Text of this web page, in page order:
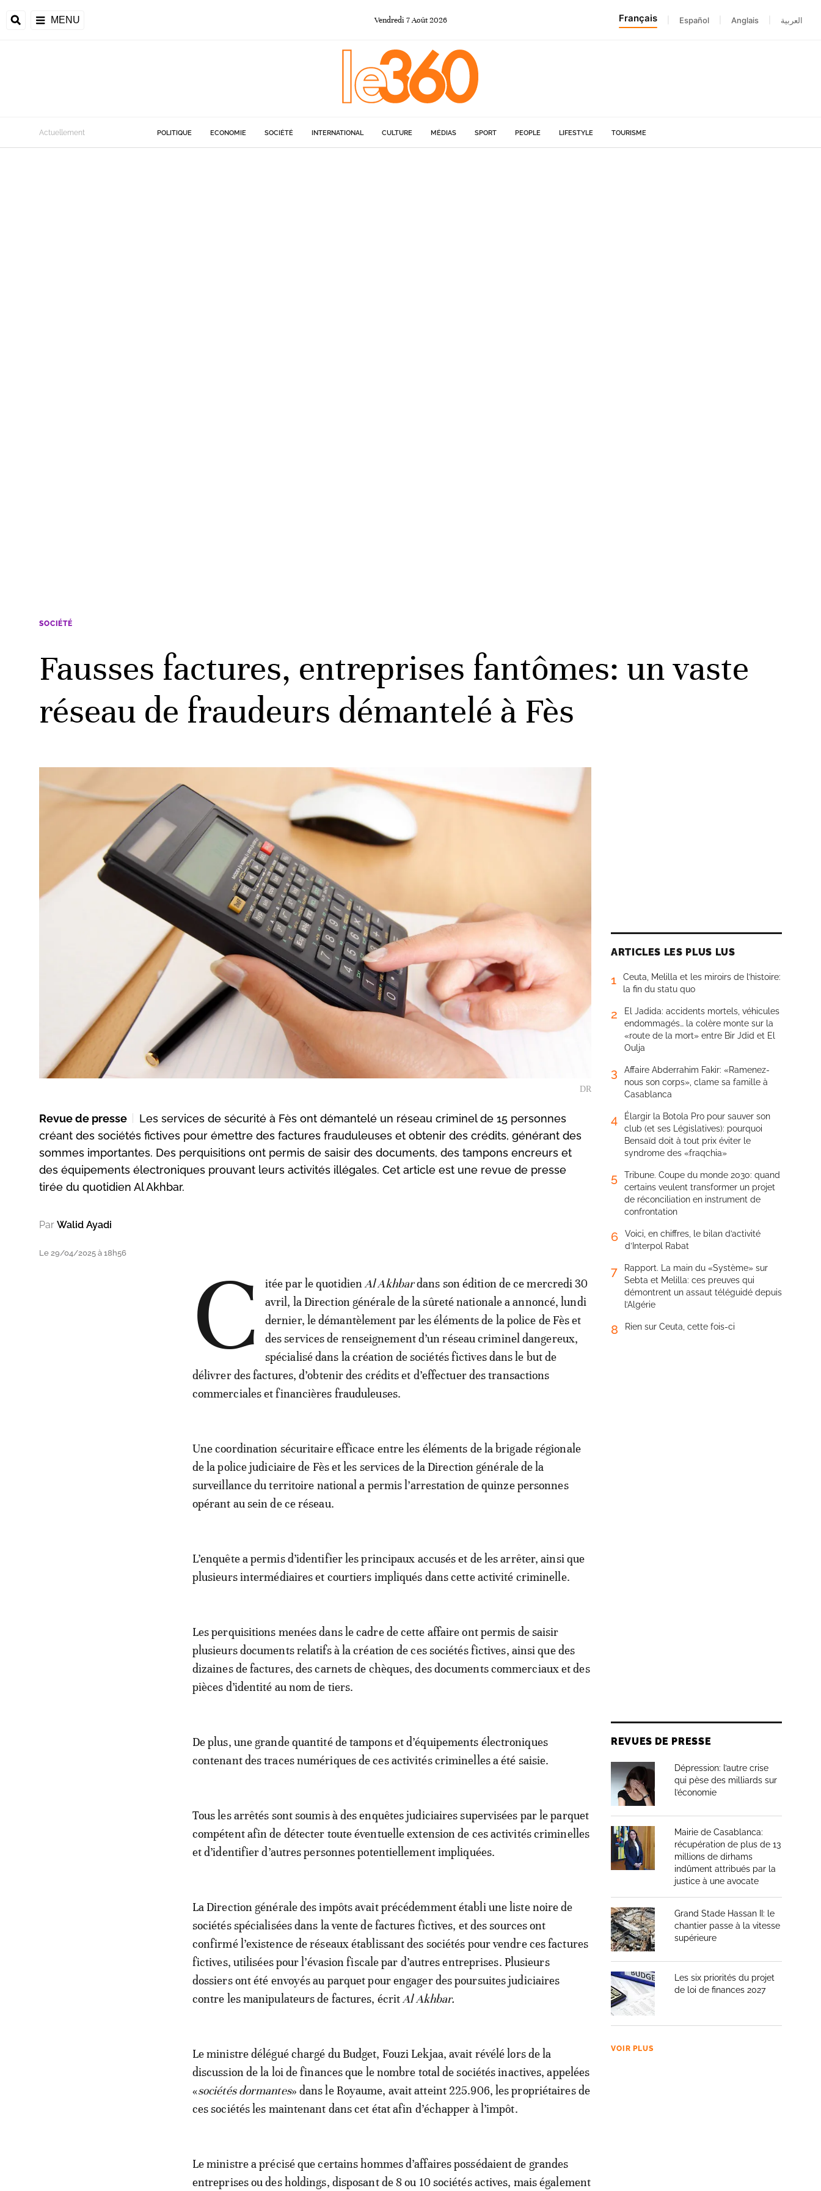
MENU Vendredi 7Août 2026 Français Español Anglais العربية
Actuellement POLITIQUE ECONOMIE SOCIÉTÉ INTERNATIONAL CULTURE MÉDIAS SPORT PEOPLE LIFESTYLE TOURISME
SOCIÉTÉ
Fausses factures, entreprises fantômes: un vaste
réseau de fraudeurs démantelé à Fès
DR
Revue de presse
Les services de sécurité à Fès ont démantelé un réseau criminel de 15 personnes
créant des sociétés fictives pour émettre des factures frauduleuses et obtenir des crédits, générant des
sommes importantes. Des perquisitions ont permis de saisir des documents, des tampons encreurs et
des équipements électroniques prouvant leurs activités illégales. Cet article est une revue de presse
tirée du quotidien Al Akhbar.
Par Walid Ayadi
Le 29/04/2025 à 18h56 C itée par le quotidien Al Akhbardans son édition de ce mercredi 30
avril, la Direction générale de la sûreté nationale a annoncé, lundi
dernier, le démantèlement par les éléments de la police de Fès et
des services de renseignement d’un réseau criminel dangereux,
spécialisé dans la création de sociétés fictives dans le but de
délivrer des factures, d’obtenir des crédits et d’effectuer des transactions
commerciales et financières frauduleuses.
Une coordination sécuritaire efficace entre les éléments de la brigade régionale
de la police judiciaire de Fès et les services de la Direction générale de la
surveillance du territoire national a permis l’arrestation de quinze personnes
opérant au sein de ce réseau.
L’enquête a permis d’identifier les principaux accusés et de les arrêter, ainsi que
plusieurs intermédiaires et courtiers impliqués dans cette activité criminelle.
Les perquisitions menées dans le cadre de cette affaire ont permis de saisir
plusieurs documents relatifs à la création de ces sociétés fictives, ainsi que des
dizaines de factures, des carnets de chèques, des documents commerciaux et des
pièces d’identité au nom de tiers.
De plus, une grande quantité de tampons et d’équipements électroniques
contenant des traces numériques de ces activités criminelles a été saisie.
Tous les arrêtés sont soumis à des enquêtes judiciaires supervisées par le parquet
compétent afin de détecter toute éventuelle extension de ces activités criminelles
et d’identifier d’autres personnes potentiellement impliquées.
La Direction générale des impôts avait précédemment établi une liste noire de
sociétés spécialisées dans la vente de factures fictives, et des sources ont
confirmé l’existence de réseaux établissant des sociétés pour vendre ces factures
fictives, utilisées pour l’évasion fiscale par d’autres entreprises. Plusieurs
dossiers ont été envoyés au parquet pour engager des poursuites judiciaires
contre les manipulateurs de factures, écrit Al Akhbar.
Le ministre délégué chargé du Budget, Fouzi Lekjaa, avait révélé lors de la
discussion de la loi de finances que le nombre total de sociétés inactives, appelées
«sociétés dormantes» dans le Royaume, avait atteint 225.906, les propriétaires de
ces sociétés les maintenant dans cet état afin d’échapper à l’impôt.
Le ministre a précisé que certains hommes d’affaires possédaient de grandes
entreprises ou des holdings, disposant de 8 ou 10 sociétés actives, mais également
ARTICLES LES PLUS LUS
1
Ceuta, Melilla et les miroirs de l’histoire:
la fin du statu quo
2
El Jadida: accidents mortels, véhicules
endommagés… la colère monte sur la
«route de la mort» entre Bir Jdid et El
Oulja
3
Affaire Abderrahim Fakir: «Ramenez-
nous son corps», clame sa famille à
Casablanca
4
Élargir la Botola Pro pour sauver son
club (et ses Législatives): pourquoi
Bensaïd doit à tout prix éviter le
syndrome des «fraqchia»
5
Tribune. Coupe du monde 2030: quand
certains veulent transformer un projet
de réconciliation en instrument de
confrontation
6
Voici, en chiffres, le bilan d’activité
d’Interpol Rabat
7
Rapport. La main du «Système» sur
Sebta et Melilla: ces preuves qui
démontrent un assaut téléguidé depuis
l’Algérie
8 Rien sur Ceuta, cette fois-ci
REVUES DE PRESSE
Dépression: l’autre crise
qui pèse des milliards sur
l’économie
Mairie de Casablanca:
récupération de plus de 13
millions de dirhams
indûment attribués par la
justice à une avocate
Grand Stade Hassan II: le
chantier passe à la vitesse
supérieure
Les six priorités du projet
de loi de finances 2027
VOIR PLUS